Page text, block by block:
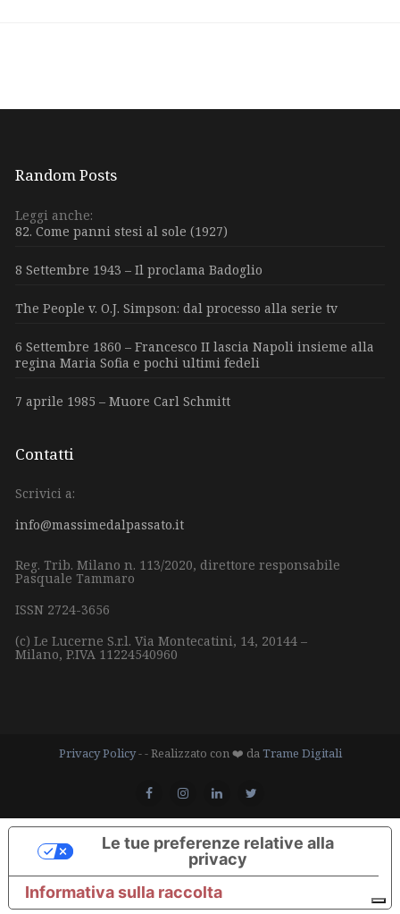
Random Posts
Leggi anche:
82. Come panni stesi al sole (1927)
8 Settembre 1943 – Il proclama Badoglio
The People v. O.J. Simpson: dal processo alla serie tv
6 Settembre 1860 – Francesco II lascia Napoli insieme alla
regina Maria Sofia e pochi ultimi fedeli
7 aprile 1985 – Muore Carl Schmitt
Contatti
Scrivici a:
info@massimedalpassato.it
Reg. Trib. Milano n. 113/2020, direttore responsabile
Pasquale Tammaro
ISSN 2724-3656
(c) Le Lucerne S.r.l. Via Montecatini, 14, 20144 –
Milano, P.IVA 11224540960
Privacy Policy- - Realizzato con ❤️ da Trame Digitali
Informativa sulla raccolta
Le tue preferenze relative alla
privacy